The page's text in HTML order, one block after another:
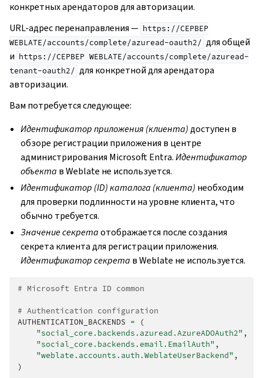
конкретных арендаторов для авторизации.
URL-адрес перенаправления — https://СЕРВЕР
WEBLATE/accounts/complete/azuread-oauth2/ для общей
и https://СЕРВЕР WEBLATE/accounts/complete/azuread-
tenant-oauth2/ для конкретной для арендатора
авторизации.
Вам потребуется следующее:
Идентификатор приложения (клиента)доступен в
обзоре регистрации приложения в центре
администрирования Microsoft Entra.Идентификатор
объекта в Weblate не используется.
Идентификатор (ID) каталога (клиента) необходим
для проверки подлинности на уровне клиента, что
обычно требуется.
Значение секретаотображается после создания
секрета клиента для регистрации приложения.
Идентификатор секрета в Weblate не используется.
# Microsoft Entra ID common
# Authentication configuration
AUTHENTICATION_BACKENDS =
(
"social_core.backends.azuread.AzureADOAuth2" ,
"social_core.backends.email.EmailAuth" ,
"weblate.accounts.auth.WeblateUserBackend" ,
)